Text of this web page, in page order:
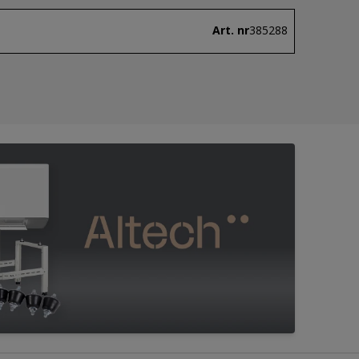
Art. nr385288